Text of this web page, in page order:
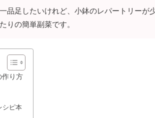
一品足したいけれど、小鉢のレパートリー
りの簡単副菜です。
作り方
シピ本